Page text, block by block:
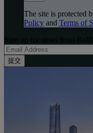
The site is protected
Policy and Terms of
提交